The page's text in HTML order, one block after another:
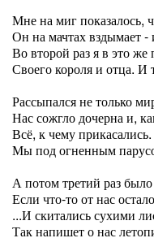
Мне на миг показалось,
Он на мачтах вздымает
Во второй раз я в это же
Своего короля и отца. И
Рассыпался не только
Нас сожгло дочерна и,
Всё, к чему
Мы под огненным
А потом третий раз
Если что-то от нас
...И скитались сухими
Так напишет о нас